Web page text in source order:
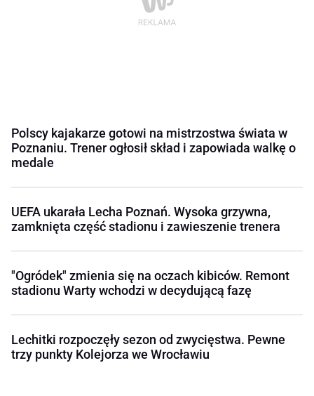
Polscy kajakarze gotowi na mistrzostwa świata w
Poznaniu. Trener ogłosił skład i zapowiada walkę o
medale
UEFA ukarała Lecha Poznań. Wysoka grzywna,
zamknięta część stadionu i zawieszenie trenera
"Ogródek" zmienia się na oczach kibiców. Remont
stadionu Warty wchodzi w decydującą fazę
Lechitki rozpoczęły sezon od zwycięstwa. Pewne
trzy punkty Kolejorza we Wrocławiu